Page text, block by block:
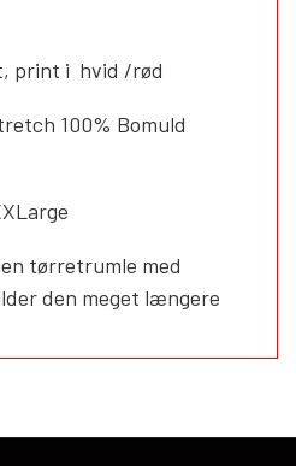
print i hvid /rød
100% Bomuld
tørretrumle med
den meget længere